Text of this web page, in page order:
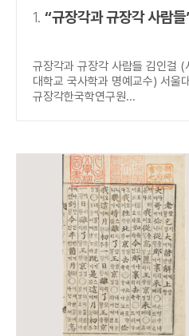
동시에 여러 개의 연
1. “규장각과 규장각 사람들
규장각과 규장각 사람들 김인걸 (
대학교 국사학과 명예교수) 서울
규장각한국학연구원...